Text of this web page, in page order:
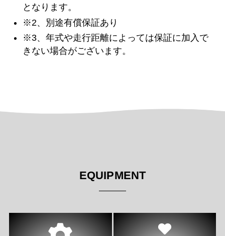
となります。
※2、別途有償保証あり
※3、年式や走行距離によっては保証に加入で
きない場合がございます。
EQUIPMENT